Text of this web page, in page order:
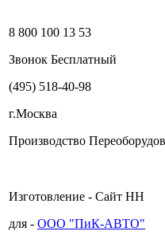
8 800 100 13 53
Звонок Бесплатный
(495) 518-40-98
г.Москва
Производство
Изготовление - Сайт НН
для - ООО "ПиК-АВТО"